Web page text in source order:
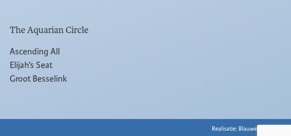
The Aquarian Circle
Ascending All
Elijah’s Seat
Groot Besselink
Realisatie: Blauwe Nacht